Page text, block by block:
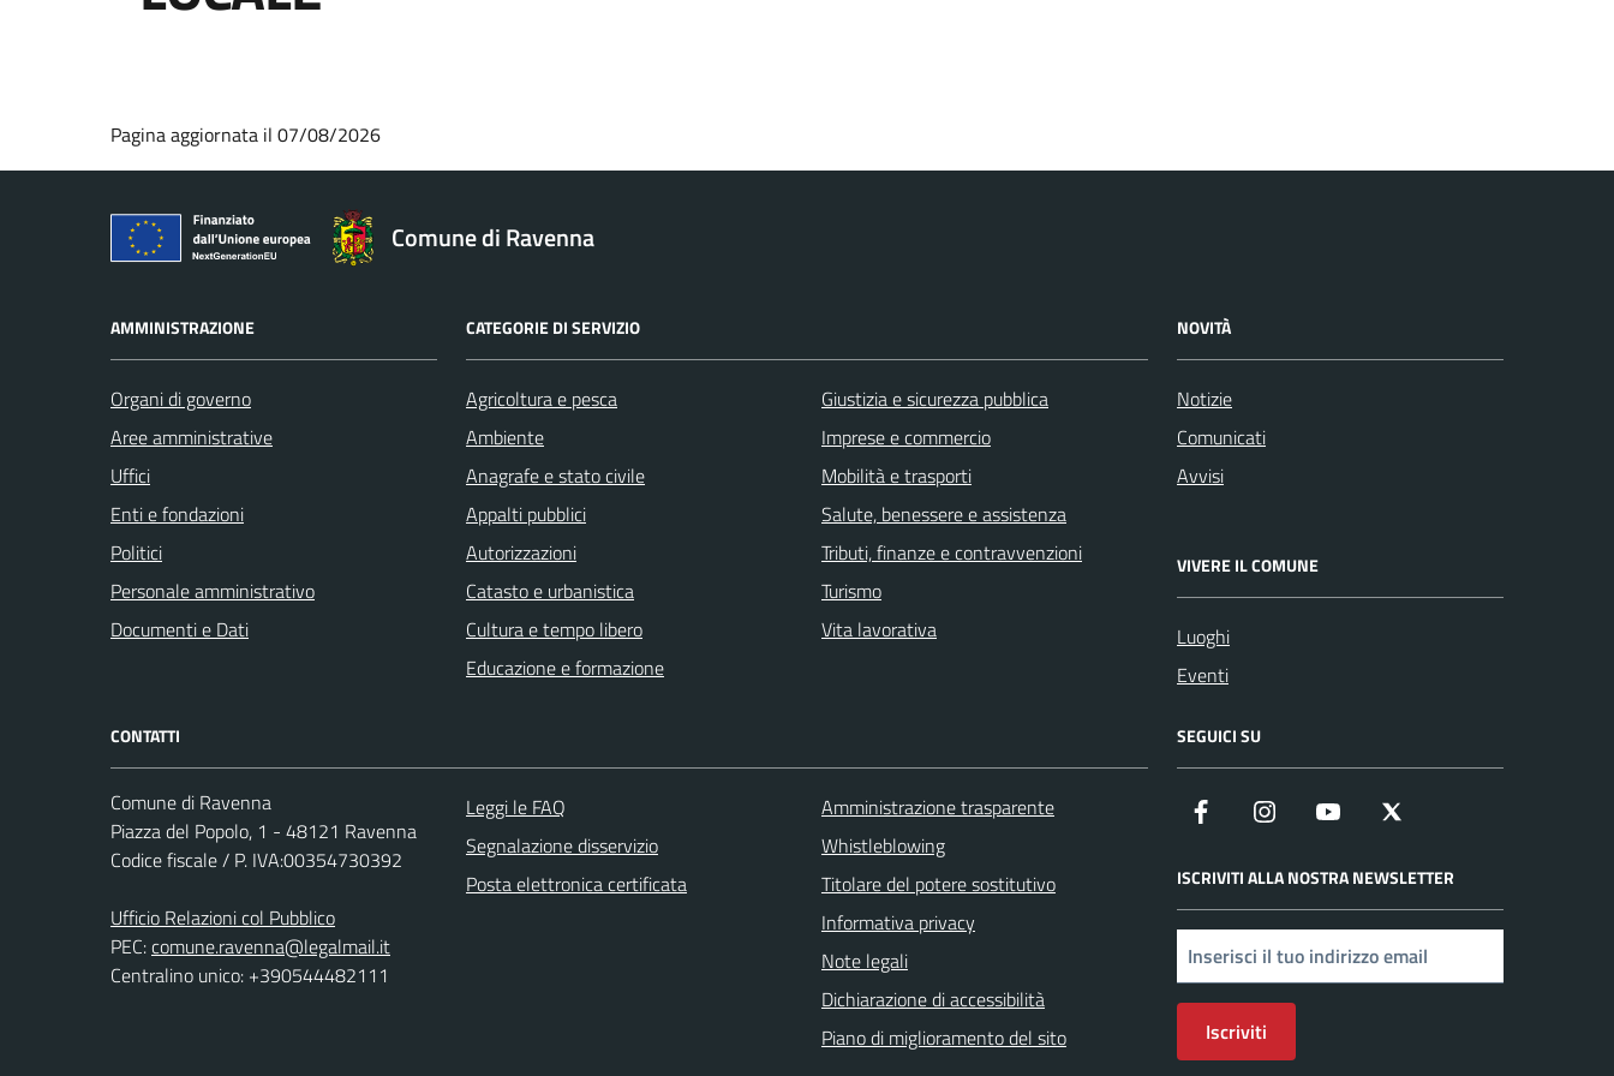
Pagina aggiornata il 07/08/2026
Comune di Ravenna
AMMINISTRAZIONE
Organi di governo
Aree amministrative
Uffici
Enti e fondazioni
Politici
Personale amministrativo
Documenti e Dati
CATEGORIE DI SERVIZIO
Agricoltura e pesca
Ambiente
Anagrafe e stato civile
Appalti pubblici
Autorizzazioni
Catasto e urbanistica
Cultura e tempo libero
Educazione e formazione
Giustizia e sicurezza pubblica
Imprese e commercio
Mobilità e trasporti
Salute, benessere e assistenza
Tributi, finanze e contravvenzioni
Turismo
Vita lavorativa
NOVITÀ
Notizie
Comunicati
Avvisi
VIVERE IL COMUNE
Luoghi
Eventi
CONTATTI
Comune di Ravenna
Piazza del Popolo, 1 - 48121 Ravenna
Codice fiscale / P. IVA:00354730392
Ufficio Relazioni col Pubblico
PEC:comune.ravenna@legalmail.it
Centralino unico: +390544482111
Leggi le FAQ
Segnalazione disservizio
Posta elettronica certificata
Amministrazione trasparente
Whistleblowing
Titolare del potere sostitutivo
Informativa privacy
Note legali
Dichiarazione di accessibilità
Piano di miglioramento del sito
SEGUICI SU
Facebook Instagram YouTube
ISCRIVITI ALLA NOSTRA NEWSLETTER